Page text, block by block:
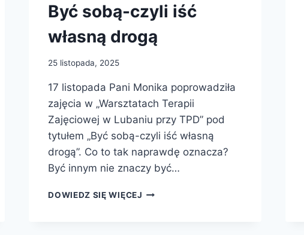
Być sobą-czyli iść
własną drogą
25 listopada, 2025
17 listopada Pani Monika poprowadziła
zajęcia w „Warsztatach Terapii
Zajęciowej w Lubaniu przy TPD” pod
tytułem „Być sobą-czyli iść własną
drogą”. Co to tak naprawdę oznacza?
Być innym nie znaczy być…
DOWIEDZ SIĘ WIĘCEJ BYĆ